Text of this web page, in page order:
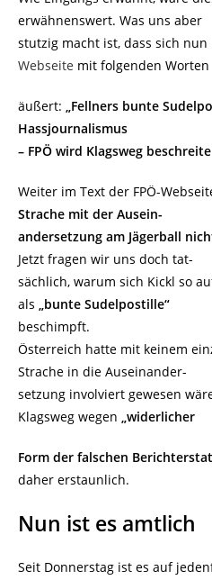
erwähnenswert. Was uns aber
stutzig macht ist, dass sich nun
Webseite mit folgenden Worten
äußert: „Fellners bunte
Hassjournalismus
– FPÖ wird Klagsweg
Weiter im Text der FPÖ-
Strache mit der Ausein-
andersetzung am Jägerball
Jetzt fragen wir uns doch tat-
sächlich, warum sich Kickl so
als „bunte Sudelpostille“
beschimpft.
Österreich hatte mit keinem
Strache in die Auseinander-
setzung involviert gewesen
Klagsweg wegen „widerlicher
Form der falschen
daher erstaunlich.
Nun ist es amtlich
Seit Donnerstag ist es auf